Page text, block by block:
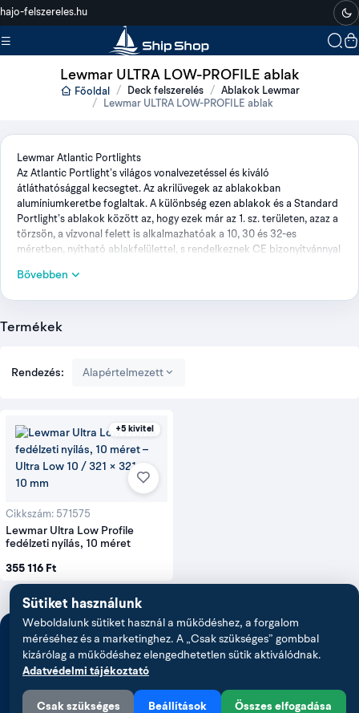
hajo-felszereles.hu
Lewmar ULTRA LOW-PROFILE ablak
Főoldal Deck felszerelés
Ablakok Lewmar
Lewmar ULTRA LOW-PROFILE ablak
Lewmar Atlantic Portlights
Az Atlantic Portlight’s világos vonalvezetéssel és kiváló
átláthatósággal kecsegtet. Az akrilüvegek az ablakokban
alumíniumkeretbe foglaltak. A különbség ezen ablakok és a Standard
Portlight’s ablakok között az, hogy ezek már az 1. sz. területen, azaz a
törzsön, a vízvonal felett is alkalmazhatóak a 10, 30 és 32-es
méretben, nyitható ablakfelülettel, s rendelkeznek CE bizonyítvánnyal
felépítmények, kormányosfülke, tat). Az 1. területre szánt ablakokat
szállítási csomag taralmazza a belső borítást és a szúnyoghálót is.
Bővebben
Termékek
Rendezés: Alapértelmezett
+5 kivitel
Cikkszám: 571575
Lewmar Ultra Low Profile
fedélzeti nyílás, 10 méret
355 116 Ft
Ha jól akarsz járni a vízen
Iratkozz fel, és elsőként értesülsz az akciókról, az
új hajós felszerelésekről és a praktikus vízi
tippekről.
Sütiket használunk
Weboldalunk sütiket használ a működéshez, a forgalom
méréséhez és a marketinghez. A „Csak szükséges” gombbal
kizárólag a működéshez elengedhetetlen sütik aktiválódnak.
Adatvédelmi tájékoztató
Csak szükséges Beállítások Összes elfogadása